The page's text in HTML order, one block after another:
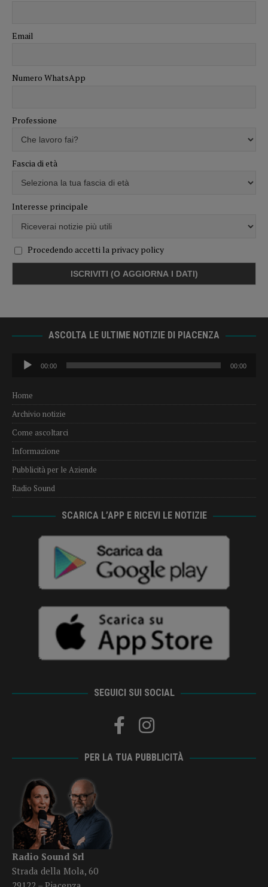
Email
Numero WhatsApp
Professione
Fascia di età
Interesse principale
Procedendo accetti la privacy policy
ASCOLTA LE ULTIME NOTIZIE DI PIACENZA
Audio
Player
00:00 00:00
Home
Archivio notizie
Come ascoltarci
Informazione
Pubblicità per le Aziende
Radio Sound
SCARICA L’APP E RICEVI LE NOTIZIE
SEGUICI SUI SOCIAL
PER LA TUA PUBBLICITÀ
Radio Sound Srl
Strada della Mola, 60